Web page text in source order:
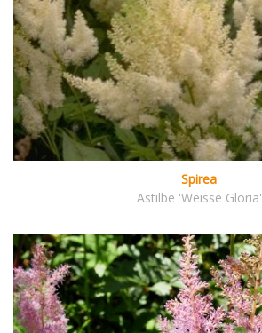
Spirea
Astilbe 'Weisse Gloria'